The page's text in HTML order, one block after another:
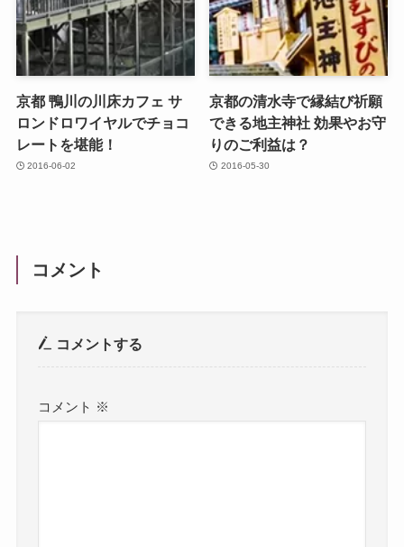
京都 鴨川の川床カフェ サ
ロンドロワイヤルでチョコ
レートを堪能！
2016-06-02
京都の清水寺で縁結び祈願
できる地主神社 効果やお守
りのご利益は？
2016-05-30
コメント
コメントする
コメント ※